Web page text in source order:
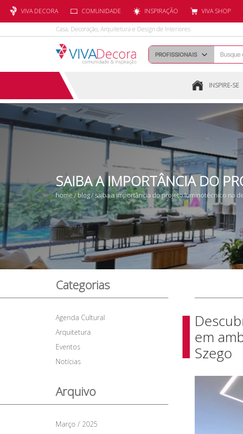
VIVA DECORA COMUNIDADE INSPIRAÇÃO VIVA SHOP
Casa, Decoração, Arquitetura e Design de Interiores
INSPIRE-SE
SAIBA A IMPORTÂNCIA DO
home / blog/ saiba a importância do projeto luminotécnico na
Categorias
Agenda Cultural
Arquitetura
Eventos
Notícias
Arquivo
Março / 2025
em
Szego